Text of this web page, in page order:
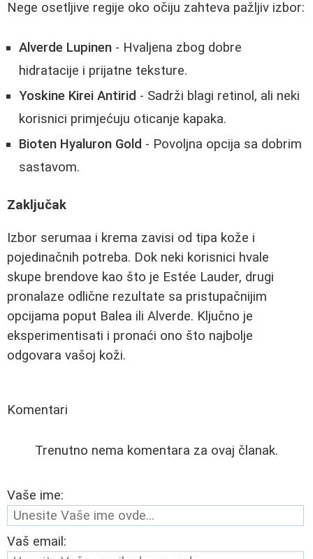
Nege osetljive regije oko očiju zahteva pažljiv izbor:
Alverde Lupinen - Hvaljena zbog dobre
hidratacije i prijatne teksture.
Yoskine Kirei Antirid - Sadrži blagi retinol, ali neki
korisnici primjećuju oticanje kapaka.
Bioten Hyaluron Gold - Povoljna opcija sa dobrim
sastavom.
Zaključak
Izbor serumaa i krema zavisi od tipa kože i
pojedinačnih potreba. Dok neki korisnici hvale
skupe brendove kao što je Estée Lauder, drugi
pronalaze odlične rezultate sa pristupačnijim
opcijama poput Balea ili Alverde. Ključno je
eksperimentisati i pronaći ono što najbolje
odgovara vašoj koži.
Komentari
Trenutno nema komentara za ovaj članak.
Vaše ime:
Vaš email: